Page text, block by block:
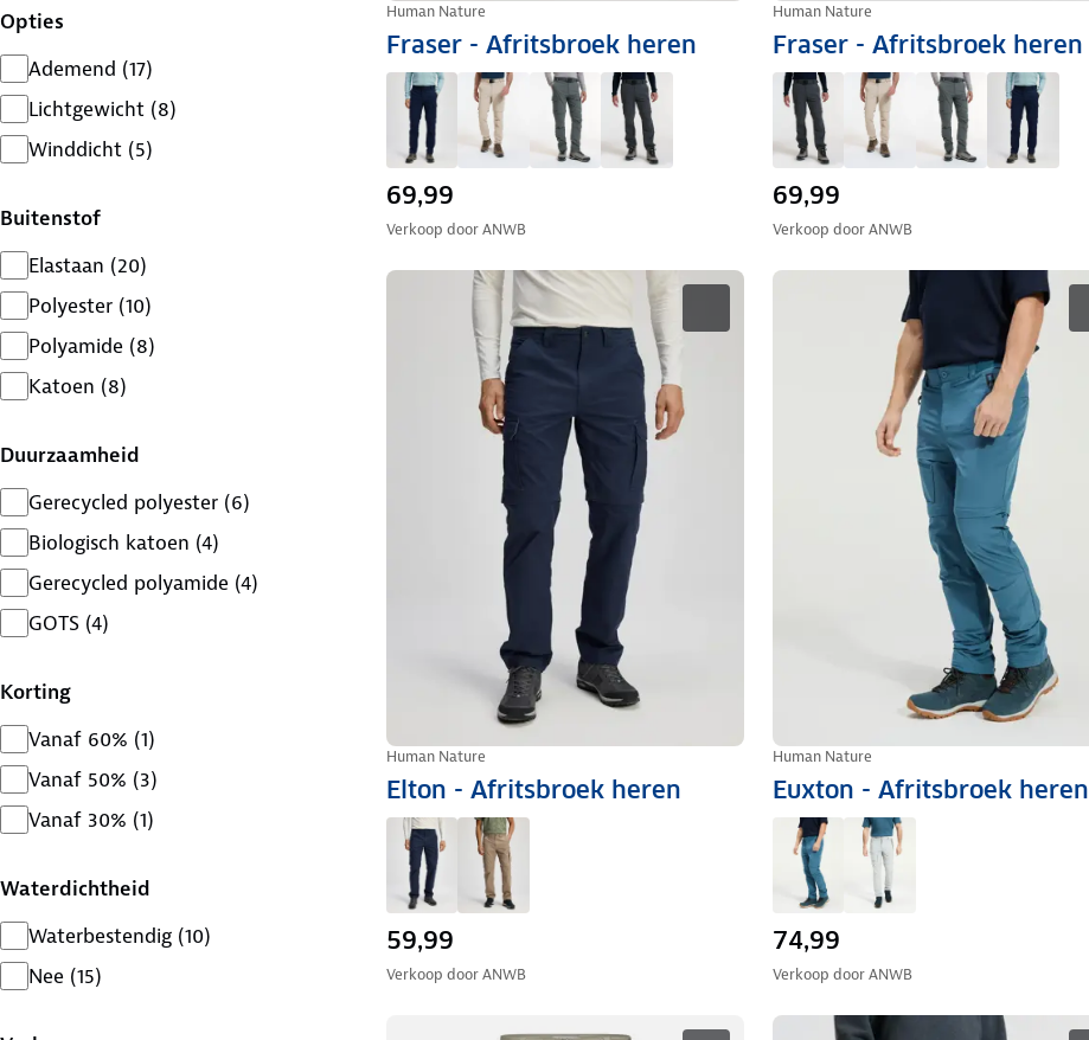
Opties
Ademend (17)
Lichtgewicht (8)
Winddicht (5)
Buitenstof
Elastaan (20)
Polyester (10)
Polyamide (8)
Katoen (8)
Duurzaamheid
Gerecycled polyester (6)
Biologisch katoen (4)
Gerecycled polyamide (4)
GOTS (4)
Korting
Vanaf 60% (1)
Vanaf 50% (3)
Vanaf 30% (1)
Waterdichtheid
Waterbestendig (10)
Nee (15)
Human Nature
Fraser - Afritsbroek heren
69,99
Verkoop doorANWB
Human Nature
Fraser - Afritsbroek heren
69,99
Verkoop doorANWB
Human Nature
Elton - Afritsbroek heren
59,99
Verkoop doorANWB
Human Nature
Euxton - Afritsbroek heren
74,99
Verkoop doorANWB